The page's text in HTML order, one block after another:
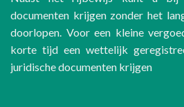
documenten krijgen zonder het
doorlopen. Voor een kleine
korte tijd een wettelijk
juridische documenten krijgen